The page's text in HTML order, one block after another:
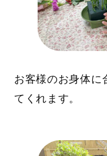
お客様のお身体に
てくれます。